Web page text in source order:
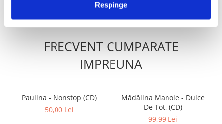
Respinge
FRECVENT CUMPARATE
IMPREUNA
Paulina - Nonstop (CD)
50,00 Lei
Mădălina Manole - Dulce
De Tot, (CD)
99,99 Lei